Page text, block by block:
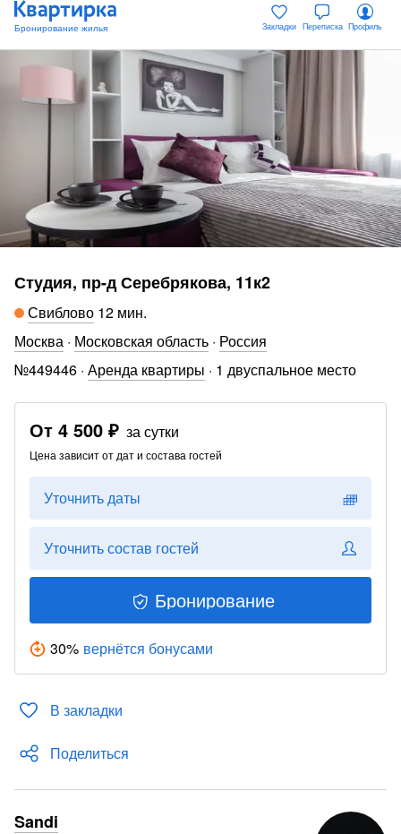
Закладки Переписка Профиль
Студия, пр-д Серебрякова, 11к2
Свиблово 12 мин.
Москва · Московская область · Россия
№449446 · Аренда квартиры · 1 двуспальное место
От 4 500 ₽ за сутки
Цена зависит от дат и состава гостей
Уточнить даты
Уточнить состав гостей
Бронирование
30% вернётся бонусами
В закладки
Поделиться
Sandi